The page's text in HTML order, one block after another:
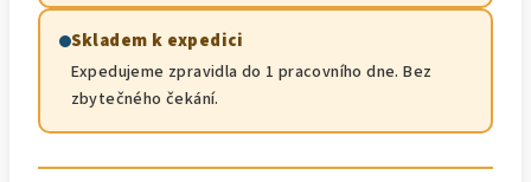
Skladem k expedici
Expedujeme zpravidla do 1 pracovního dne. Bez
zbytečného čekání.